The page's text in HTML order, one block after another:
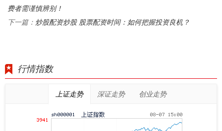
费者需谨慎辨别！
下一篇： 炒股配资炒股 股票配资时间：如何把握投资良机？
行情指数
上证走势 深证走势 创业走势